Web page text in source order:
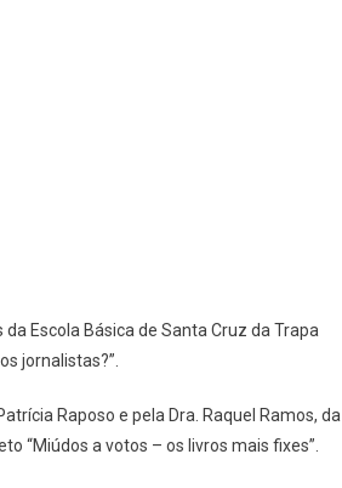
Escola Básica de Santa Cruz da Trapa
jornalistas?”.
Raposo e pela Dra. Raquel Ramos, da
“Miúdos a votos – os livros mais fixes”.